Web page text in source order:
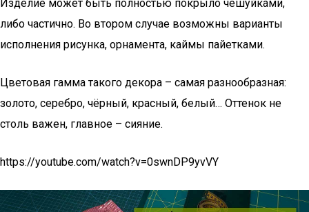
Изделие может быть полностью покрыло чешуйками,
либо частично. Во втором случае возможны варианты
исполнения рисунка, орнамента, каймы пайетками.
Цветовая гамма такого декора – самая разнообразная:
золото, серебро, чёрный, красный, белый… Оттенок не
столь важен, главное – сияние.
https://youtube.com/watch?v=0swnDP9yvVY